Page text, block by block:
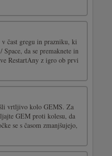
čast gregu in prazniku, ki
da se premaknete in
RestartAny z igro ob prvi
vrtljivo kolo GEMS. Za
GEM proti kolesu, da
se s časom zmanjšujejo,